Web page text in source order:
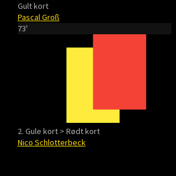
Gult kort
Pascal Groß
73'
2. Gule kort > Rødt kort
Nico Schlotterbeck